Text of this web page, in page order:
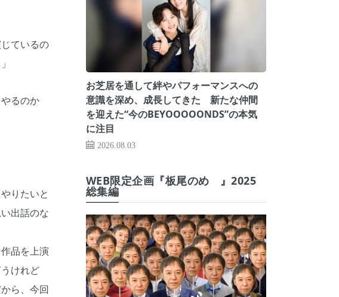
ているの
るのか
りたいと
出話のな
品を上演
けれど
ら、今回
お芝居を通して絆やパフォーマンスへの
意識を深め、成長してきた 新たな仲間
を迎えた“今のBEYOOOOONDS”の本気
に注目
2026.08.03
WEB限定企画『板尾のめ゙』2025
総集編